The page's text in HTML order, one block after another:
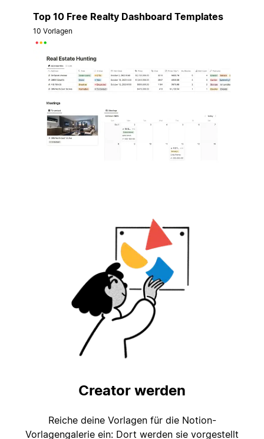
Top 10 Free Realty Dashboard Templates
10 Vorlagen
Creator werden
Reiche deine Vorlagen für die Notion-
Vorlagengalerie ein: Dort werden sie vorgestellt